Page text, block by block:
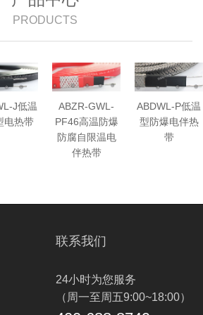
PRODUCTS
J低温
电热带
ABZR-GWL-
PF46高温防爆
防腐自限温电
伴热带
ABDWL-P低温
型防爆电伴热
带
联系我们
24小时为您服务
（周一至周五9:00~18:00）